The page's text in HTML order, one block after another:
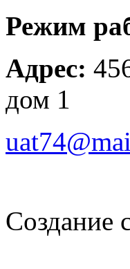
Режим
Адрес:
дом 1
Создание